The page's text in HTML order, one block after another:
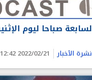
نشرة الأخبار 2022/02/21 12:42